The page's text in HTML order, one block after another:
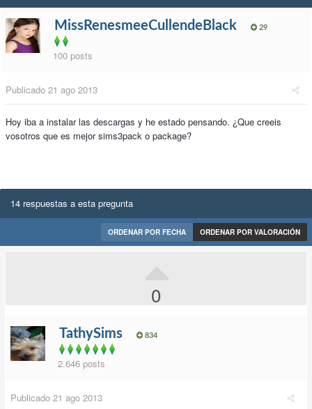
MissRenesmeeCullendeBlack 29
100 posts
Publicado 21 ago 2013
Hoy iba a instalar las descargas y he estado pensando. ¿Que creeis
vosotros que es mejor sims3pack o package?
14 respuestas a esta pregunta
ORDENAR POR VALORACIÓN
ORDENAR POR FECHA
0
TathySims 834
2.646 posts
Publicado 21 ago 2013